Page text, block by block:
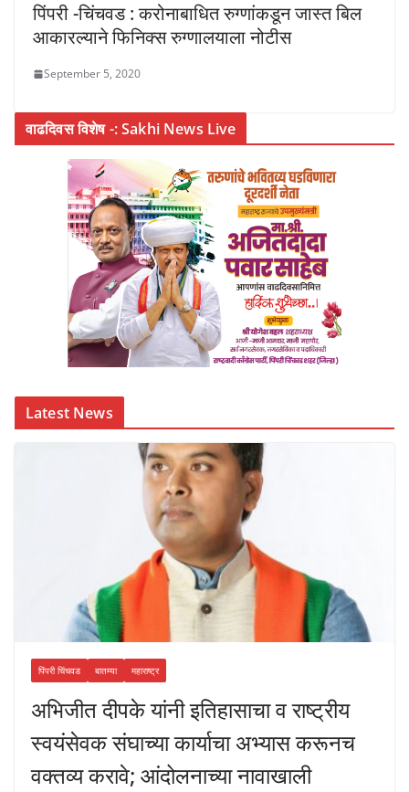
पिंपरी -चिंचवड : करोनाबाधित रुग्णांकडून जास्त बिल
आकारल्याने फिनिक्स रुग्णालयाला नोटीस
September 5, 2020
वाढदिवस विशेष -: Sakhi News Live
Latest News
पिंपरी चिंचवड बातम्या महाराष्ट्र
अभिजीत दीपके यांनी इतिहासाचा व राष्ट्रीय
स्वयंसेवक संघाच्या कार्याचा अभ्यास करूनच
वक्तव्य करावे; आंदोलनाच्या नावाखाली